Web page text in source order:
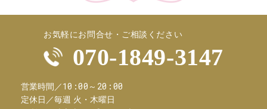
お気軽にお問合せ・ご相談ください
070-1849-3147
営業時間／10:00～20:00
定休日／毎週 火・木曜日